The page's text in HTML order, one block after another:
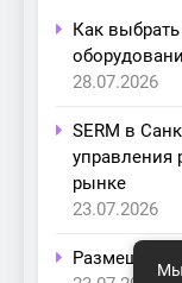
Как
28.07.2026
SERM в
управления
рынке
23.07.2026
Размещение
Мы